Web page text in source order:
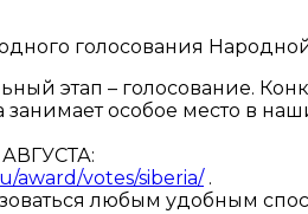
голосования
этап – голосование.
особое место в
award/votes/siberia/.
любым удобным